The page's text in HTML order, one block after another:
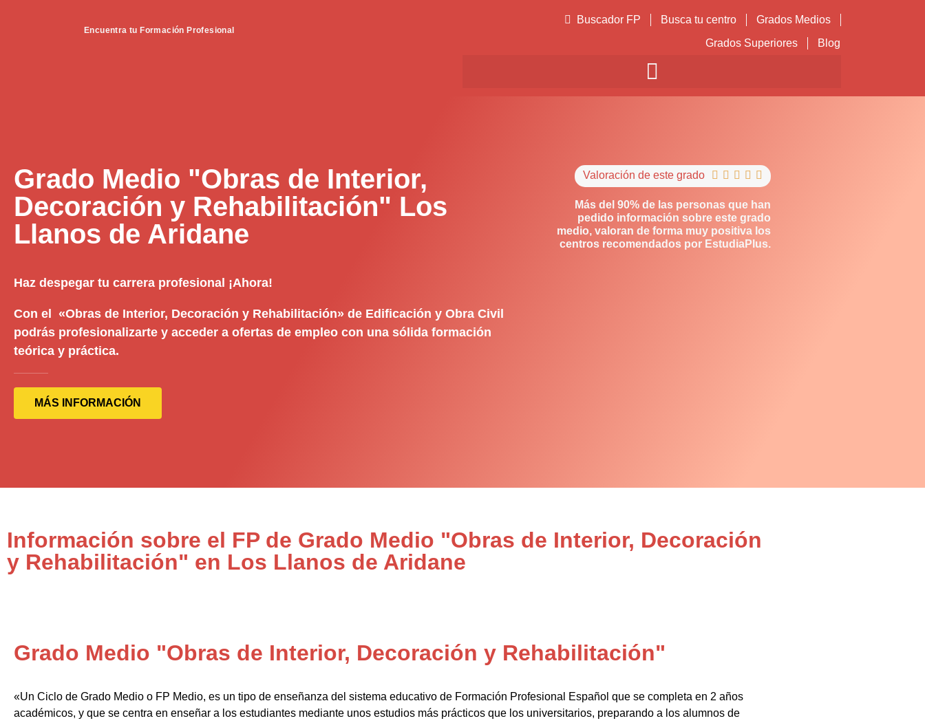
Encuentra tu Formación Profesional
Buscador FP Busca tu centro
Grados Medios
Grados Superiores
Blog
Grado Medio "Obras de Interior,
Decoración y Rehabilitación" Los
Llanos de Aridane
Haz despegar tu carrera profesional ¡Ahora!
Con el «Obras de Interior, Decoración y Rehabilitación» de Edificación y Obra Civil
podrás profesionalizarte y acceder a ofertas de empleo con una sólida formación
teórica y práctica.
MÁS INFORMACIÓN
Valoración de este grado     
Más del 90% de las personas que han
pedido información sobre este grado
medio, valoran de forma muy positiva los
centros recomendados por EstudiaPlus.
Información sobre el FP de Grado Medio "Obras de Interior, Decoración
y Rehabilitación" en Los Llanos de Aridane
Grado Medio "Obras de Interior, Decoración y Rehabilitación"
«Un Ciclo de Grado Medio o FP Medio, es un tipo de enseñanza del sistema educativo de Formación Profesional Español que se completa en 2 años
académicos, y que se centra en enseñar a los estudiantes mediante unos estudios más prácticos que los universitarios, preparando a los alumnos de